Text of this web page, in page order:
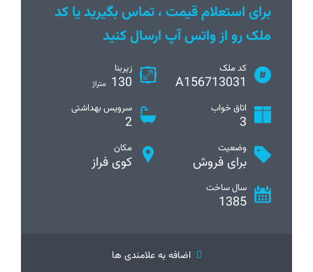
برای استعلام قیمت ، تماس بگیرید یا کد
ملک رو از واتس آپ ارسال کنید
کد ملک
A156713031
زیربنا
130 متراژ
اتاق خواب
3
سرویس بهداشتی
2
وضعیت
برای فروش
مکان
کوی فراز
سال ساخت
1385
اضافه به علامندی ها